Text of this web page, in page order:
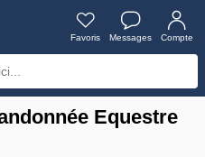
Favoris Messages Compte
Equestre